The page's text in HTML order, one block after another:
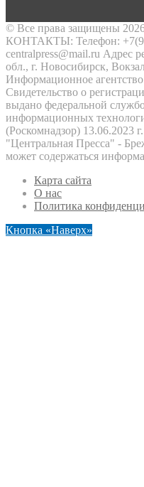
© Все права защищены
КОНТАКТЫ: Телефон:
centralpress@mail.ru Адрес
обл., г. Новосибирск,
Информационное
Свидетельство о
выдано федеральной
информационных
(Роскомнадзор) 13.06.2023
"Центральная Пресса" -
может содержаться
Карта сайта
О нас
Политика
Кнопка «Наверх»